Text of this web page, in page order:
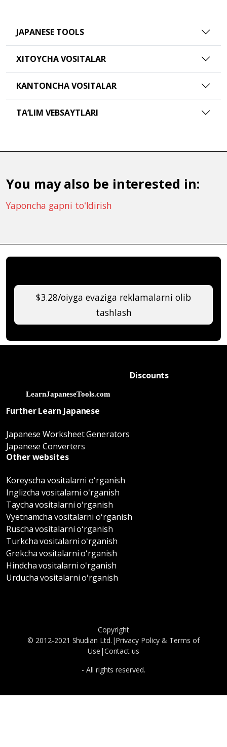
JAPANESE TOOLS
XITOYCHA VOSITALAR
KANTONCHA VOSITALAR
TAʼLIM VEBSAYTLARI
You may also be interested in:
Yaponcha gapni toʻldirish
$3.28/oiyga evaziga reklamalarni olib
tashlash
Discounts
Further Learn Japanese
Japanese Worksheet Generators
Japanese Converters
Other websites
Koreyscha vositalarni oʻrganish
Inglizcha vositalarni oʻrganish
Taycha vositalarni oʻrganish
Vyetnamcha vositalarni oʻrganish
Ruscha vositalarni oʻrganish
Turkcha vositalarni oʻrganish
Grekcha vositalarni oʻrganish
Hindcha vositalarni oʻrganish
Urducha vositalarni oʻrganish
Copyright
© 2012-2021 Shudian Ltd.|Privacy Policy & Terms of
Use |Contact us
- All rights reserved.